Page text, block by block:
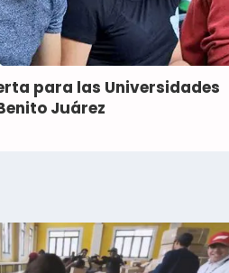
para las Universidades
Juárez